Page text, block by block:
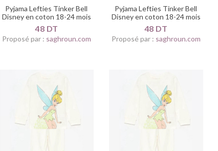
Pyjama Lefties Tinker Bell
Disney en coton 18-24 mois
48 DT
Proposé par : saghroun.com
Pyjama Lefties Tinker Bell
Disney en coton 18-24 mois
48 DT
Proposé par : saghroun.com